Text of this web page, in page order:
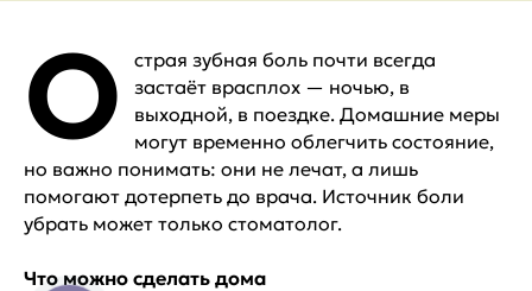
О
страя зубная боль почти всегда
застаёт врасплох — ночью, в
выходной, в поездке. Домашние меры
могут временно облегчить состояние,
но важно понимать: они не лечат, а лишь
помогают дотерпеть до врача. Источник боли
убрать может только стоматолог.
Что можно сделать дома